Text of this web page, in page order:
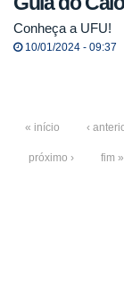
Conheça a UFU!
10/01/2024 - 09:37
« início ‹
próximo › fim »